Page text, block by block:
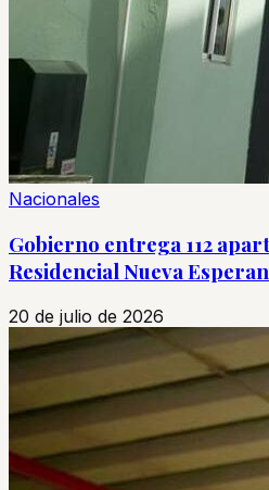
Nacionales
Gobierno entrega 112
Residencial Nueva
20 de julio de 2026